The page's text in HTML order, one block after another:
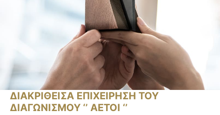
ΔΙΑΚΡΙΘΕΙΣΑ ΕΠΙΧΕΙΡΗΣΗ ΤΟΥ
ΔΙΑΓΩΝΙΣΜΟΥ ‘’ ΑΕΤΟΙ ‘’